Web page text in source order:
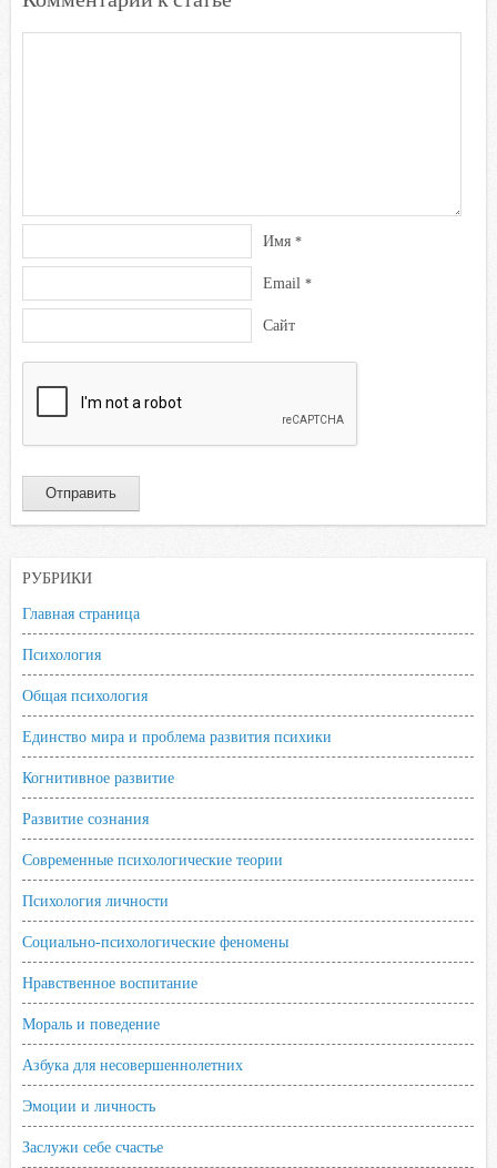
Имя *
Email *
Сайт
РУБРИКИ
Главная страница
Психология
Общая психология
Единство мира и проблема развития психики
Когнитивное развитие
Развитие сознания
Современные психологические теории
Психология личности
Социально-психологические феномены
Нравственное воспитание
Мораль и поведение
Азбука для несовершеннолетних
Эмоции и личность
Заслужи себе счастье